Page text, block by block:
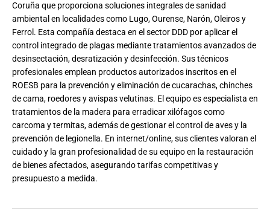
Coruña que proporciona soluciones integrales de sanidad
ambiental en localidades como Lugo, Ourense, Narón, Oleiros y
Ferrol. Esta compañía destaca en el sector DDD por aplicar el
control integrado de plagas mediante tratamientos avanzados de
desinsectación, desratización y desinfección. Sus técnicos
profesionales emplean productos autorizados inscritos en el
ROESB para la prevención y eliminación de cucarachas, chinches
de cama, roedores y avispas velutinas. El equipo es especialista en
tratamientos de la madera para erradicar xilófagos como
carcoma y termitas, además de gestionar el control de aves y la
prevención de legionella. En internet/online, sus clientes valoran el
cuidado y la gran profesionalidad de su equipo en la restauración
de bienes afectados, asegurando tarifas competitivas y
presupuesto a medida.